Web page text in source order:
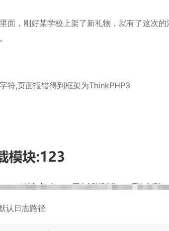
面，刚好某学校上架了新礼物，就有了这次
符,页面报错得到框架为ThinkPHP3
认日志路径